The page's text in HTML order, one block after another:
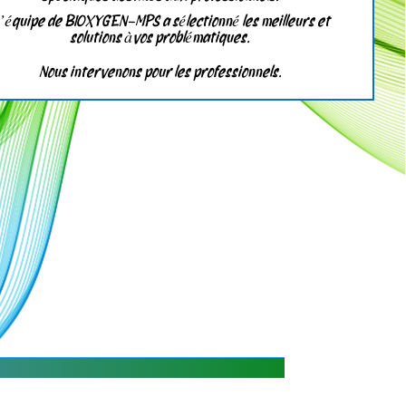
deBIOXYGEN-MPS a sélectionné les meilleurs et
solutions àvos problématiques.
Nous intervenons pour les professionnels.